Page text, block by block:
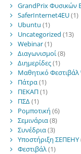
GrandPrix Φυσικών
SaferInternet4EU(1)
Ubuntu (1)
Uncategorized (13)
Webinar(1)
Διαγωνισμοί(8)
Διημερίδες(1)
Μαθητικό
Πάτρα(1)
ΠΕΚΑΠ(1)
ΠΣΔ(1)
Ρομποτική (6)
Σεμινάρια(8)
Συνέδρια(3)
Υποστήριξη ΣΕΠΕΗΥ
Φεστιβάλ(1)